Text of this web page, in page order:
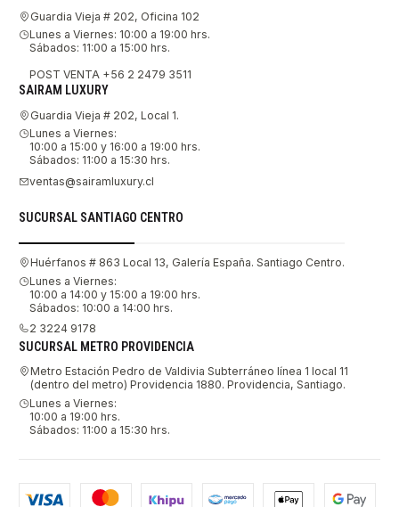
Guardia Vieja # 202, Oficina 102
Lunes a Viernes: 10:00 a 19:00 hrs.
Sábados: 11:00 a 15:00 hrs.
POST VENTA +56 2 2479 3511
SAIRAM LUXURY
Guardia Vieja # 202, Local 1.
Lunes a Viernes:
10:00 a 15:00 y 16:00 a 19:00 hrs.
Sábados: 11:00 a 15:30 hrs.
ventas@sairamluxury.cl
SUCURSAL SANTIAGO CENTRO
Huérfanos # 863 Local 13, Galería España. Santiago Centro.
Lunes a Viernes:
10:00 a 14:00 y 15:00 a 19:00 hrs.
Sábados: 10:00 a 14:00 hrs.
2 3224 9178
SUCURSAL METRO PROVIDENCIA
Metro Estación Pedro de Valdivia Subterráneo línea 1 local 11
(dentro del metro) Providencia 1880. Providencia, Santiago.
Lunes a Viernes:
10:00 a 19:00 hrs.
Sábados: 11:00 a 15:30 hrs.